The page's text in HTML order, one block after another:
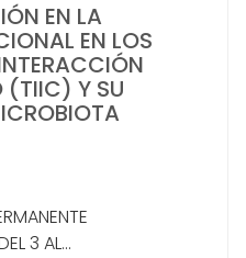
EN LA
EN LOS
(TIIC) Y SU
3 AL...